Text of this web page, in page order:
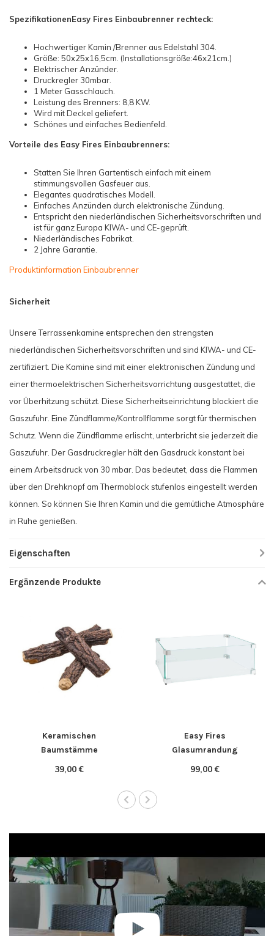
SpezifikationenEasy Fires Einbaubrenner rechteck:
Hochwertiger Kamin /Brenner aus Edelstahl 304.
Größe: 50x25x16,5cm. (Installationsgröße:46x21cm.)
Elektrischer Anzünder.
Druckregler 30mbar.
1 Meter Gasschlauch.
Leistung des Brenners: 8,8 KW.
Wird mit Deckel geliefert.
Schönes und einfaches Bedienfeld.
Vorteile des Easy Fires Einbaubrenners:
Statten Sie Ihren Gartentisch einfach mit einem
stimmungsvollen Gasfeuer aus.
Elegantes quadratisches Modell.
Einfaches Anzünden durch elektronische Zündung.
Entspricht den niederländischen Sicherheitsvorschriften und
ist für ganz Europa KIWA- und CE-geprüft.
Niederländisches Fabrikat.
2 Jahre Garantie.
Produktinformation Einbaubrenner
Sicherheit
Unsere Terrassenkamine entsprechen den strengsten
niederländischen Sicherheitsvorschriften und sind KIWA- und CE-
zertifiziert. Die Kamine sind mit einer elektronischen Zündung und
einer thermoelektrischen Sicherheitsvorrichtung ausgestattet, die
vor Überhitzung schützt. Diese Sicherheitseinrichtung blockiert die
Gaszufuhr. Eine Zündflamme/Kontrollflamme sorgt für thermischen
Schutz. Wenn die Zündflamme erlischt, unterbricht sie jederzeit die
Gaszufuhr. Der Gasdruckregler hält den Gasdruck konstant bei
einem Arbeitsdruck von 30 mbar. Das bedeutet, dass die Flammen
über den Drehknopf am Thermoblock stufenlos eingestellt werden
können. So können Sie Ihren Kamin und die gemütliche Atmosphäre
in Ruhe genießen.
Eigenschaften
Ergänzende Produkte
Keramischen
Baumstämme
39,00 €
Easy Fires
Glasumrandung
55x30cm.
99,00 €